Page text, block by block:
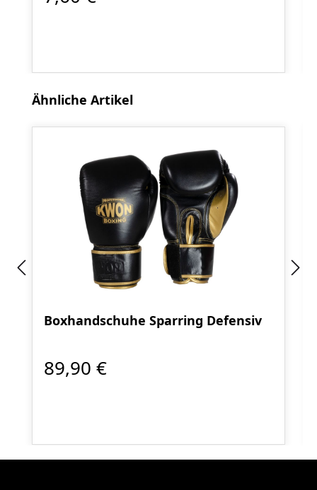
Produktgalerie überspringen
Ähnliche Artikel
Boxhandschuhe Sparring Defensiv
89,90 €